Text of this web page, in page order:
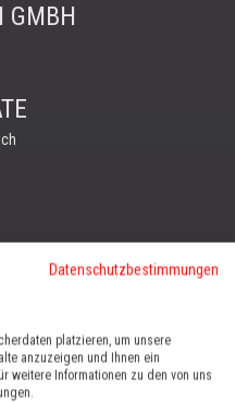
GMBH
Datenschutzbestimmungen
platzieren, um unsere
anzuzeigen und Ihnen ein
weitere Informationen zu den von uns